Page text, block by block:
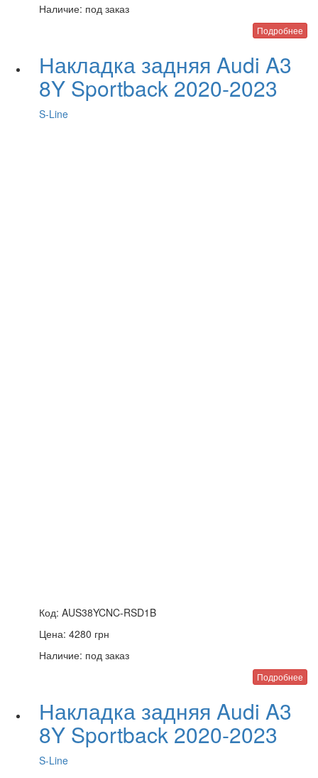
Наличие: под заказ
Подробнее
Накладка задняя Audi A3
8Y Sportback 2020-2023
S-Line
Код: AUS38YCNC-RSD1B
Цена: 4280 грн
Наличие: под заказ
Подробнее
Накладка задняя Audi A3
8Y Sportback 2020-2023
S-Line